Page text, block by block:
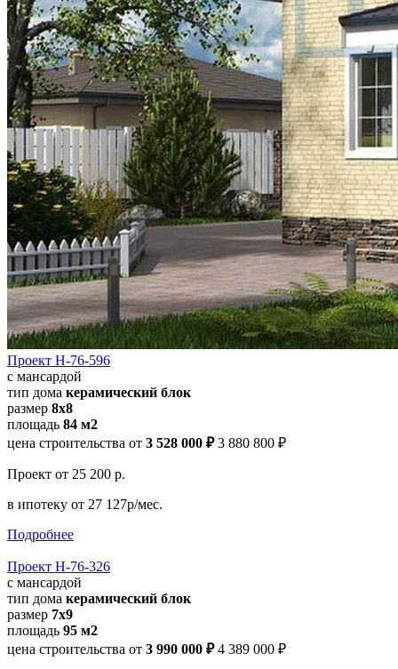
Проект Н-76-596
с мансардой
тип дома керамический блок
размер 8х8
площадь 84 м2
цена строительства от 3 528 000 ₽ 3 880 800 ₽
Проект от 25 200 р.
в ипотеку от 27 127р/мес.
Подробнее
Проект Н-76-326
с мансардой
тип дома керамический блок
размер 7x9
площадь 95 м2
цена строительства от 3 990 000 ₽ 4 389 000 ₽